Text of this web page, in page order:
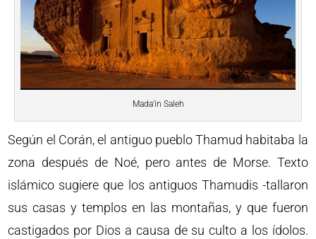
Mada’in Saleh
Según el Corán, el antiguo pueblo Thamud habitaba la
zona después de Noé, pero antes de Morse. Texto
islámico sugiere que los antiguos Thamudis -tallaron
sus casas y templos en las montañas, y que fueron
castigados por Dios a causa de su culto a los ídolos.